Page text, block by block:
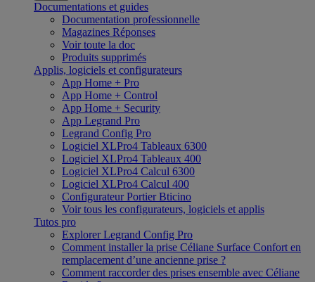
Documentations et guides
Documentation professionnelle
Magazines Réponses
Voir toute la doc
Produits supprimés
Applis, logiciels et configurateurs
App Home + Pro
App Home + Control
App Home + Security
App Legrand Pro
Legrand Config Pro
Logiciel XLPro4 Tableaux 6300
Logiciel XLPro4 Tableaux 400
Logiciel XLPro4 Calcul 6300
Logiciel XLPro4 Calcul 400
Configurateur Portier Bticino
Voir tous les configurateurs, logiciels et applis
Tutos pro
Explorer Legrand Config Pro
Comment installer la prise Céliane Surface Confort en
remplacement d’une ancienne prise ?
Comment raccorder des prises ensemble avec Céliane